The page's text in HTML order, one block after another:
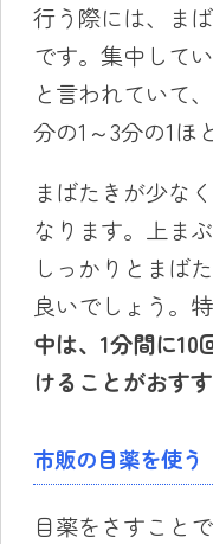
行う際には、ま
です。集中して
と言われていて
分の1～3分の1ほ
まばたきが少な
なります。上ま
しっかりとまば
良いでしょう。特
中は、1分間に10
けることがおすす
市販の目薬を使う
目薬をさすこと